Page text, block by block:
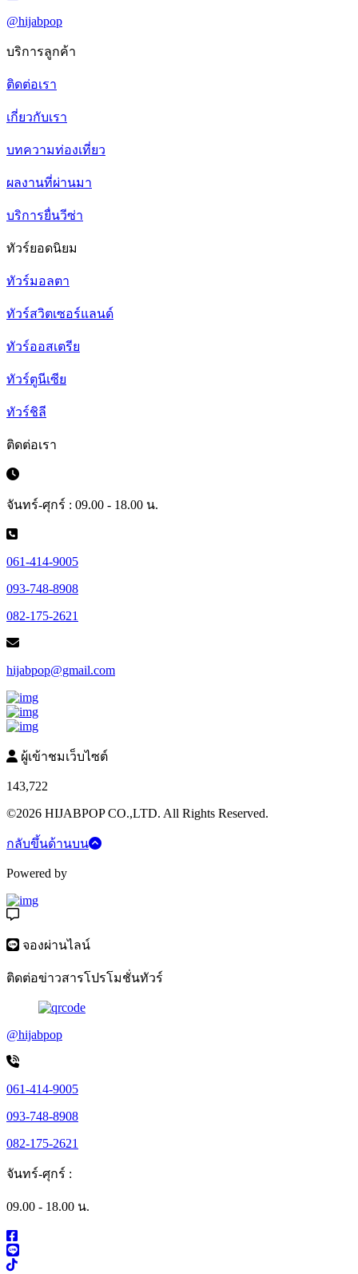
@hijabpop
บริการลูกค้า
ติดต่อเรา
เกี่ยวกับเรา
บทความท่องเที่ยว
ผลงานที่ผ่านมา
บริการยื่นวีซ่า
ทัวร์ยอดนิยม
ทัวร์มอลตา
ทัวร์สวิตเซอร์แลนด์
ทัวร์ออสเตรีย
ทัวร์ตูนีเซีย
ทัวร์ชิลี
ติดต่อเรา
จันทร์-ศุกร์ : 09.00 - 18.00 น.
061-414-9005
093-748-8908
082-175-2621
hijabpop@gmail.com
ผู้เข้าชมเว็บไซต์
143,722
©2026 HIJABPOP CO.,LTD. All Rights Reserved.
กลับขึ้นด้านบน
Powered by
จองผ่านไลน์
ติดต่อข่าวสารโปรโมชั่นทัวร์
@hijabpop
061-414-9005
093-748-8908
082-175-2621
จันทร์-ศุกร์ :
09.00 - 18.00 น.